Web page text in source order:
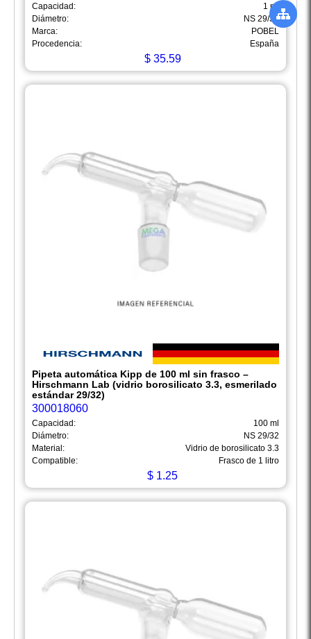
Capacidad:
1 ml
Diámetro:
NS 29/32
Marca:
POBEL
Procedencia:
España
$35.59
Pipeta automática Kipp de 100 ml sin frasco –
Hirschmann Lab (vidrio borosilicato 3.3, esmerilado
estándar 29/32)
300018060
Capacidad:
100 ml
Diámetro:
NS 29/32
Material:
Vidrio de borosilicato 3.3
Compatible:
Frasco de 1 litro
$ 1.25